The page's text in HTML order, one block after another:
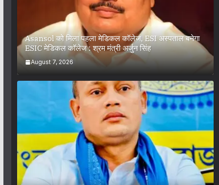
Asansol को मिला पहला मेडिकल कॉलेज, ESI अस्पताल बनेगा
ESIC मेडिकल कॉलेज : श्रम मंत्री अर्जुन सिंह
August 7, 2026